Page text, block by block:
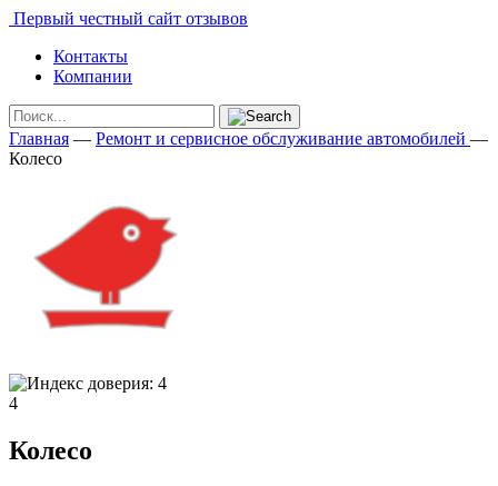
Первый честный сайт отзывов
Контакты
Компании
Главная — Ремонт и сервисное обслуживание автомобилей —
Колесо
4
Колесо